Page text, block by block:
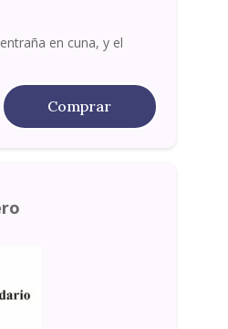
en cuna, y el
Comprar